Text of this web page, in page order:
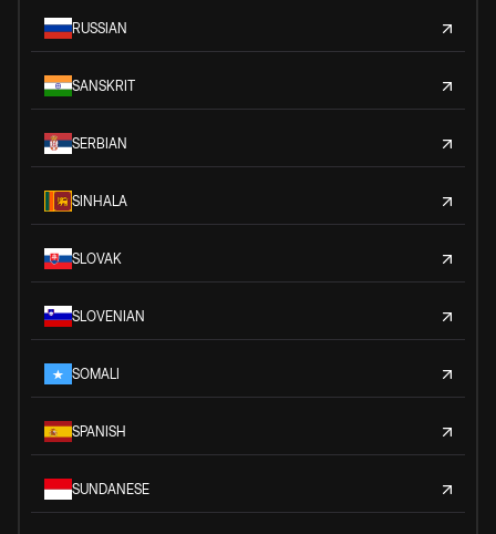
RUSSIAN
SANSKRIT
SERBIAN
SINHALA
SLOVAK
SLOVENIAN
SOMALI
SPANISH
SUNDANESE